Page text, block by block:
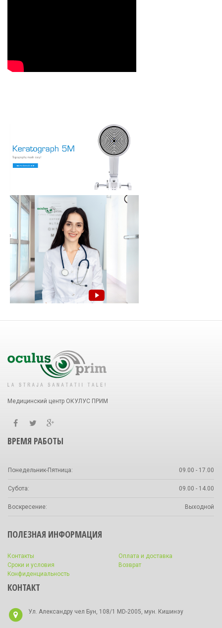
Медицинский центр ОКУЛУС ПРИМ
ВРЕМЯ РАБОТЫ
Понедельник-Пятница: 09.00 - 17.00
Субота: 09.00 - 14.00
Воскресение: Выходной
ПОЛЕЗНАЯ ИНФОРМАЦИЯ
Контакты
Сроки и условия
Kонфиденциальность
Оплата и доставка
Bозврат
КОНТАКТ
Ул. Александру чел Бун, 108/1 MD-2005, мун. Кишинэу